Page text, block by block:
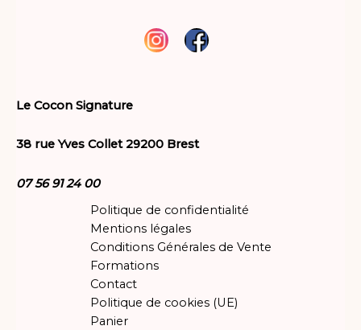
Le Cocon Signature
38 rue Yves Collet 29200 Brest
07 56 91 24 00
Politique de confidentialité
Mentions légales
Conditions Générales de Vente
Formations
Contact
Politique de cookies (UE)
Panier